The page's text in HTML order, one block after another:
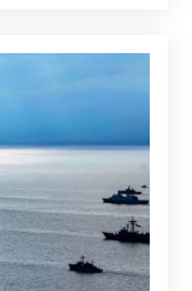
geht es
gilt es
dass sie als